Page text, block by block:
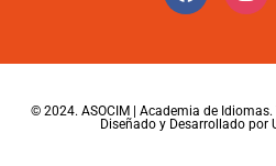
© 2024. ASOCIM | Academia de
Diseñado y Desarrollado por